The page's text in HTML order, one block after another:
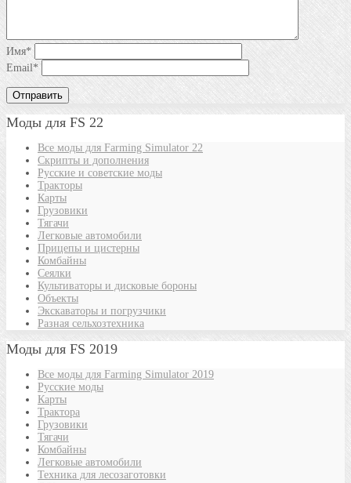
Имя*
Email*
Моды для FS 22
Все моды для Farming Simulator 22
Скрипты и дополнения
Русские и советские моды
Тракторы
Карты
Грузовики
Тягачи
Легковые автомобили
Прицепы и цистерны
Комбайны
Сеялки
Культиваторы и дисковые бороны
Объекты
Экскаваторы и погрузчики
Разная сельхозтехника
Моды для FS 2019
Все моды для Farming Simulator 2019
Русские моды
Карты
Трактора
Грузовики
Тягачи
Комбайны
Легковые автомобили
Техника для лесозаготовки